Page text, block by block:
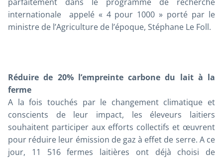
internationale appelé « 4 pour 1000 » porté par le
ministre de l’Agriculture de l’époque, Stéphane Le Foll.
Réduire de 20% l’empreinte carbone du lait à la
ferme
A la fois touchés par le changement climatique et
conscients de leur impact, les éleveurs laitiers
souhaitent participer aux efforts collectifs et œuvrent
pour réduire leur émission de gaz à effet de serre. A ce
jour, 11 516 fermes laitières ont déjà choisi de